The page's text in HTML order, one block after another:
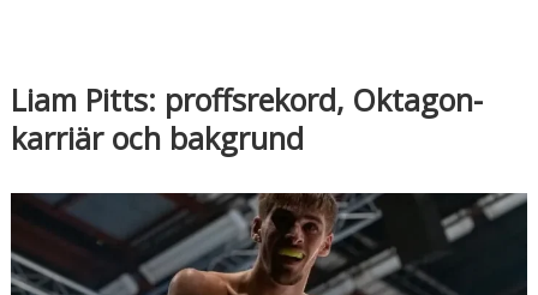
Liam Pitts: proffsrekord, Oktagon-
karriär och bakgrund